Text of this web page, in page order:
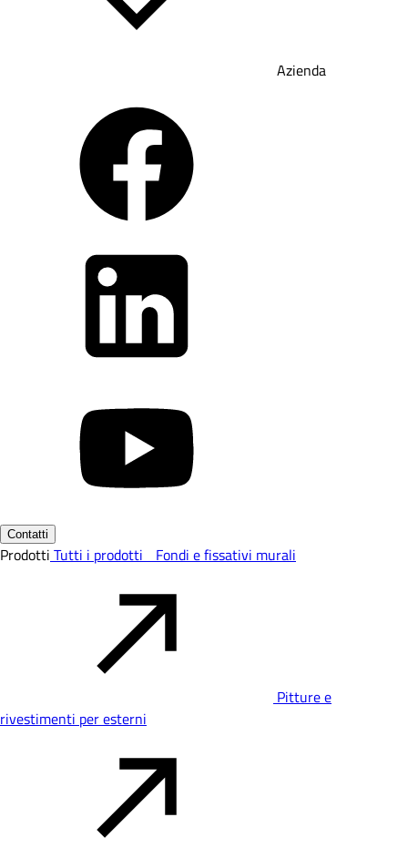
Azienda
Contatti
Prodotti Tutti i prodotti Fondi e fissativi murali
Pitture e
rivestimenti per esterni